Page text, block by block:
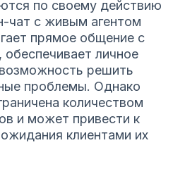
по своему действию
чат с живым агентом
прямое общение с
личное
решить
проблемы. Однако
количеством
и может привести к
клиентами их